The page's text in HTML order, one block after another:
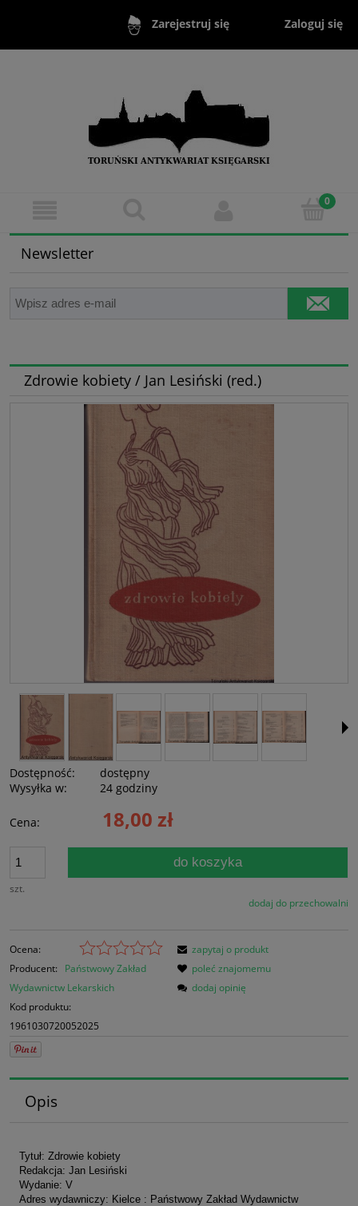
Zarejestruj się Zaloguj się
Newsletter
Zdrowie kobiety / Jan Lesiński (red.)
Dostępność:
dostępny
Wysyłka w:
24 godziny
Cena: 18,00 zł
szt.
do koszyka
dodaj do przechowalni
Ocena:
Producent:
Państwowy Zakład
Wydawnictw Lekarskich
Kod produktu:
1961030720052025
zapytaj o produkt
poleć znajomemu
dodaj opinię
Opis
Tytuł: Zdrowie kobiety
Redakcja: Jan Lesiński
Wydanie: V
Adres wydawniczy: Kielce : Państwowy Zakład Wydawnictw